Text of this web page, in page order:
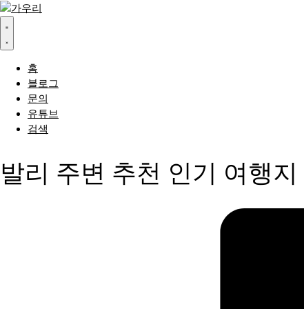
홈
블로그
문의
유튜브
검색
발리 주변 추천 인기 여행